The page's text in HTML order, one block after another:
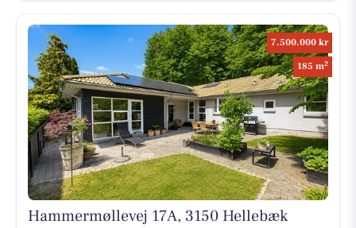
7.500.000 kr
185 m2
Hammermøllevej 17A, 3150 Hellebæk